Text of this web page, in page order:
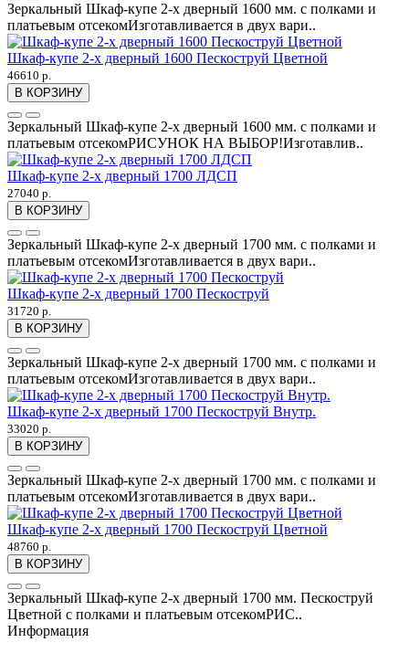
Зеркальный Шкаф-купе 2-х дверный 1600 мм. с полками и
платьевым отсекомИзготавливается в двух вари..
Шкаф-купе 2-х дверный 1600 Пескоструй Цветной
46610 р.
В КОРЗИНУ
Зеркальный Шкаф-купе 2-х дверный 1600 мм. с полками и
платьевым отсекомРИСУНОК НА ВЫБОР!Изготавлив..
Шкаф-купе 2-х дверный 1700 ЛДСП
27040 р.
В КОРЗИНУ
Зеркальный Шкаф-купе 2-х дверный 1700 мм. с полками и
платьевым отсекомИзготавливается в двух вари..
Шкаф-купе 2-х дверный 1700 Пескоструй
31720 р.
В КОРЗИНУ
Зеркальный Шкаф-купе 2-х дверный 1700 мм. с полками и
платьевым отсекомИзготавливается в двух вари..
Шкаф-купе 2-х дверный 1700 Пескоструй Внутр.
33020 р.
В КОРЗИНУ
Зеркальный Шкаф-купе 2-х дверный 1700 мм. с полками и
платьевым отсекомИзготавливается в двух вари..
Шкаф-купе 2-х дверный 1700 Пескоструй Цветной
48760 р.
В КОРЗИНУ
Зеркальный Шкаф-купе 2-х дверный 1700 мм. Пескоструй
Цветной с полками и платьевым отсекомРИС..
Информация